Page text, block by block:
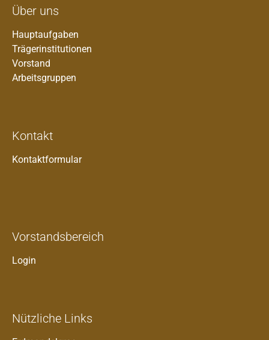
Über uns
Hauptaufgaben
Trägerinstitutionen
Vorstand
Arbeitsgruppen
Kontakt
Kontaktformular
Vorstandsbereich
Login
Nützliche Links